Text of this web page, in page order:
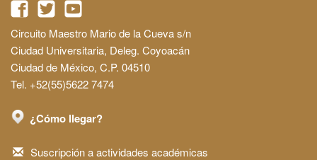
Circuito Maestro Mario de la Cueva s/n
Ciudad Universitaria, Deleg. Coyoacán
Ciudad de México, C.P. 04510
Tel. +52(55)5622 7474
¿Cómo llegar?
Suscripción a actividades académicas